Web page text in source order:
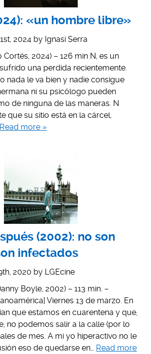
«un hombre libre»
2024 by Ignasi Serra
2024) – 126 min N, es un
una perdida recientemente.
nada le va bien y nadie consigue
ni su psicólogo pueden
de ninguna de las maneras. N
que su sitio está en la cárcel,
Read more »
(2002): no son
infectados
2020 by LGEcine
Boyle, 2002) – 113 min. –
Viernes 13 de marzo. En
que estamos en cuarentena y que,
no podemos salir a la calle (por lo
de mes. A mi yo hiperactivo no le
eso de quedarse en… Read more